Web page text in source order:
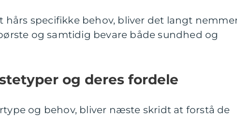
hårs specifikke behov, bliver det langt
og samtidig bevare både sundhed og
og deres fordele
og behov, bliver næste skridt at forstå de